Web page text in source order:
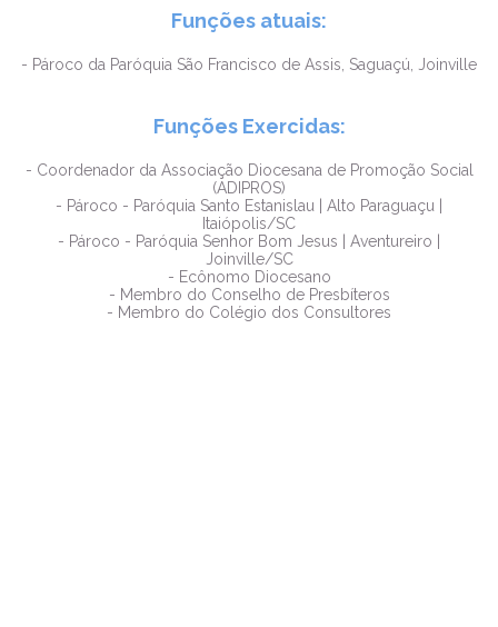
Funções atuais:
- Pároco da Paróquia São Francisco de Assis, Saguaçú, Joinville
Funções Exercidas:
- Coordenador da Associação Diocesana de Promoção Social
(ADIPROS)
- Pároco - Paróquia Santo Estanislau | Alto Paraguaçu |
Itaiópolis/SC
- Pároco - Paróquia Senhor Bom Jesus | Aventureiro |
Joinville/SC
- Ecônomo Diocesano
- Membro do Conselho de Presbíteros
- Membro do Colégio dos Consultores